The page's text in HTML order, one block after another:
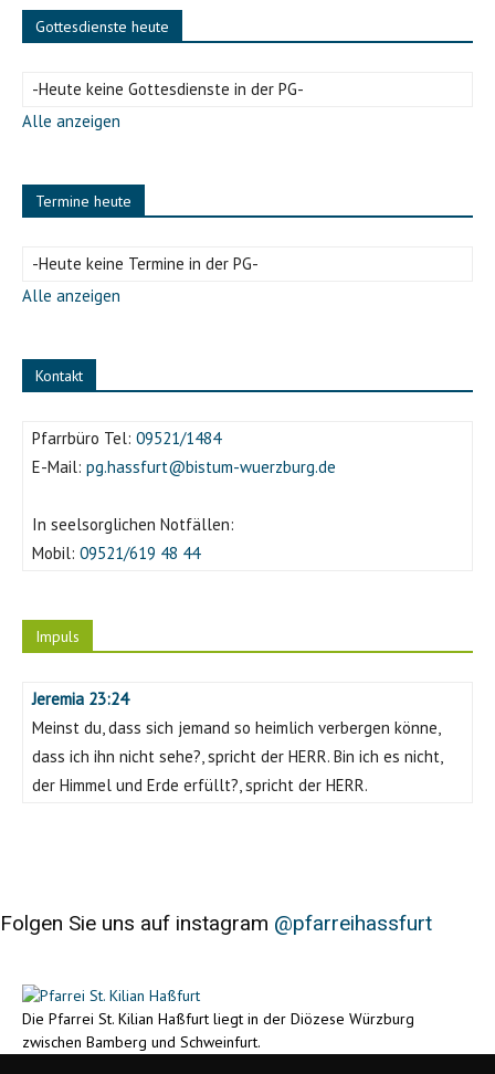
Gottesdienste heute
-Heute keine Gottesdienste in der PG-
Alle anzeigen
Termine heute
-Heute keine Termine in der PG-
Alle anzeigen
Kontakt
Pfarrbüro Tel: 09521/1484
E-Mail: pg.hassfurt@bistum-wuerzburg.de
In seelsorglichen Notfällen:
Mobil: 09521/619 48 44
Impuls
Jeremia 23:24
Meinst du, dass sich jemand so heimlich verbergen könne,
dass ich ihn nicht sehe?, spricht der HERR. Bin ich es nicht,
der Himmel und Erde erfüllt?, spricht der HERR.
Folgen Sie uns auf instagram @pfarreihassfurt
Die Pfarrei St. Kilian Haßfurt liegt in der Diözese Würzburg
zwischen Bamberg und Schweinfurt.